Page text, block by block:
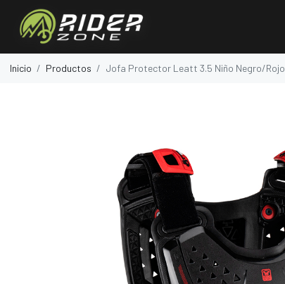
Inicio Productos Jofa Protector Leatt 3.5 Niño Negro/Rojo